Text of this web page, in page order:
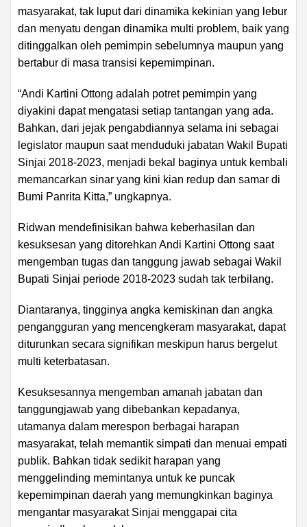
masyarakat, tak luput dari dinamika kekinian yang lebur
dan menyatu dengan dinamika multi problem, baik yang
ditinggalkan oleh pemimpin sebelumnya maupun yang
bertabur di masa transisi kepemimpinan.
“Andi Kartini Ottong adalah potret pemimpin yang
diyakini dapat mengatasi setiap tantangan yang ada.
Bahkan, dari jejak pengabdiannya selama ini sebagai
legislator maupun saat menduduki jabatan Wakil Bupati
Sinjai 2018-2023, menjadi bekal baginya untuk kembali
memancarkan sinar yang kini kian redup dan samar di
Bumi Panrita Kitta,” ungkapnya.
Ridwan mendefinisikan bahwa keberhasilan dan
kesuksesan yang ditorehkan Andi Kartini Ottong saat
mengemban tugas dan tanggung jawab sebagai Wakil
Bupati Sinjai periode 2018-2023 sudah tak terbilang.
Diantaranya, tingginya angka kemiskinan dan angka
pengangguran yang mencengkeram masyarakat, dapat
diturunkan secara signifikan meskipun harus bergelut
multi keterbatasan.
Kesuksesannya mengemban amanah jabatan dan
tanggungjawab yang dibebankan kepadanya,
utamanya dalam merespon berbagai harapan
masyarakat, telah memantik simpati dan menuai empati
publik. Bahkan tidak sedikit harapan yang
menggelinding memintanya untuk ke puncak
kepemimpinan daerah yang memungkinkan baginya
mengantar masyarakat Sinjai menggapai cita